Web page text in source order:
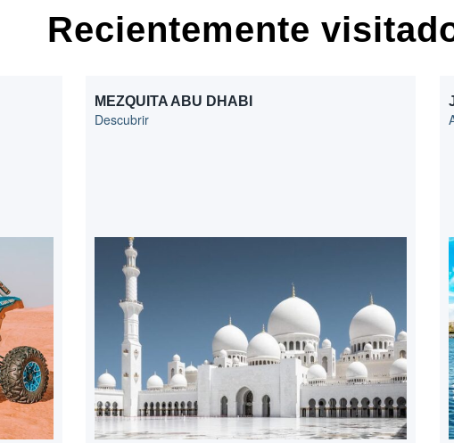
Recientemente
MEZQUITA ABU DHABI
Descubrir